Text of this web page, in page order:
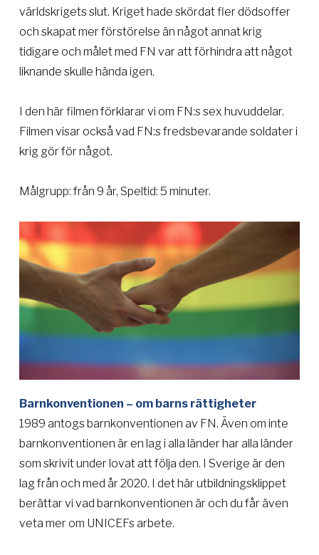
världskrigets slut. Kriget hade skördat fler dödsoffer
och skapat mer förstörelse än något annat krig
tidigare och målet med FN var att förhindra att något
liknande skulle hända igen.
I den här filmen förklarar vi om FN:s sex huvuddelar.
Filmen visar också vad FN:s fredsbevarande soldater i
krig gör för något.
Målgrupp: från 9 år, Speltid: 5 minuter.
Barnkonventionen – om barns rättigheter
1989 antogs barnkonventionen av FN. Även om inte
barnkonventionen är en lag i alla länder har alla länder
som skrivit under lovat att följa den. I Sverige är den
lag från och med år 2020. I det här utbildningsklippet
berättar vi vad barnkonventionen är och du får även
veta mer om UNICEFs arbete.